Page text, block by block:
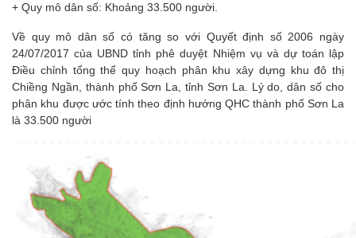
+ Quy mô dân số: Khoảng 33.500 người.
Về quy mô dân số có tăng so với Quyết định số 2006 ngày
24/07/2017 của UBND tỉnh phê duyệt Nhiệm vụ và dự toán lập
Điều chỉnh tổng thể quy hoạch phân khu xây dựng khu đô thị
Chiềng Ngần, thành phố Sơn La, tỉnh Sơn La. Lý do, dân số cho
phân khu được ước tính theo định hướng QHC thành phố Sơn La
là 33.500 người